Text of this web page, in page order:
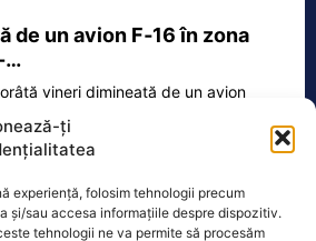
ți
experiență, folosim tehnologii precum
și/sau accesa informațiile despre dispozitiv.
tehnologii ne va permite să procesăm
de un avion F‑16 în zona
…
vineri dimineață de un avion
Române, în zona Padina, în